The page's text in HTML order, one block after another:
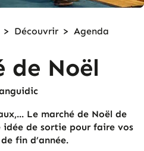
> Découvrir > Agenda
de Noël
Le marché de Noël de
de sortie pour faire vos
fin d’année.